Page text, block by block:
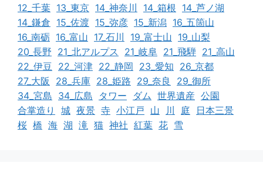
12_千葉 13_東京 14_神奈川 14_箱根 14_芦ノ湖
14_鎌倉 15_佐渡 15_弥彦 15_新潟 16_五箇山
16_南砺 16_富山 17_石川 19_富士山 19_山梨
20_長野 21_北アルプス 21_岐阜 21_飛騨 21_高山
22_伊豆 22_河津 22_静岡 23_愛知 26_京都
27_大阪
28_兵庫 28_姫路 29_奈良
29_御所
34_宮島 34_広島 タワー ダム 世界遺産 公園
合掌造り
城 夜景 寺 小江戸 山 川 庭
日本三景
桜 橋 海 湖 滝 猫 神社 紅葉 花 雪